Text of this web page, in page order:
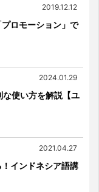
2019.12.12
ロモーション」で
2024.01.29
使い方を解説【ユ
2021.04.27
！インドネシア語講